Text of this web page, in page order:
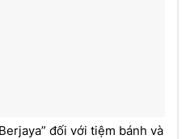
đối với tiệm bánh và